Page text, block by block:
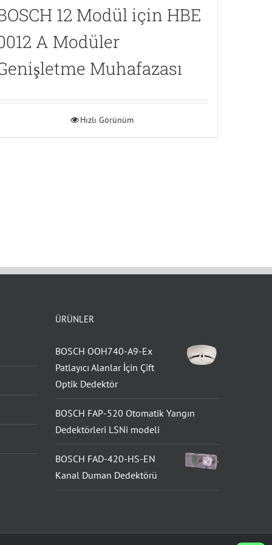
12 Modül için HBE
A Modüler
Muhafazası
Hızlı Görünüm
ÜRÜNLER
BOSCH OOH740-A9-Ex
Patlayıcı Alanlar İçin Çift
Optik Dedektör
BOSCH FAP-520 Otomatik Yangın
Dedektörleri LSNi modeli
BOSCH FAD-420-HS-EN
Kanal Duman Dedektörü